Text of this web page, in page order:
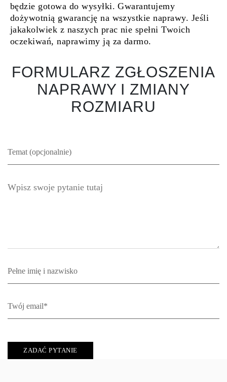
będzie gotowa do wysyłki. Gwarantujemy
dożywotnią gwarancję na wszystkie naprawy. Jeśli
jakakolwiek z naszych prac nie spełni Twoich
oczekiwań, naprawimy ją za darmo.
FORMULARZ ZGŁOSZENIA
NAPRAWY I ZMIANY
ROZMIARU
ZADAĆ PYTANIE